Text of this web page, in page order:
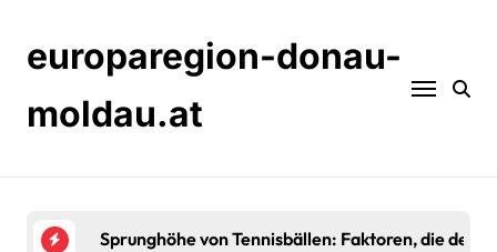
contenteuroparegion-donau-
moldau.at
Verbundwerkstoffe in Tennisbällen: